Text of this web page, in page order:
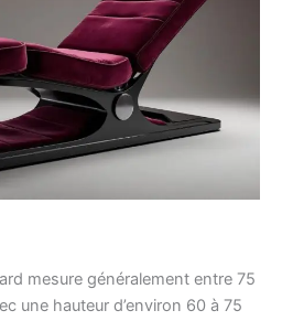
mesure généralement entre 75
une hauteur d’environ 60 à 75